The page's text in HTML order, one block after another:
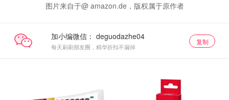
图片来自于@ amazon.de，版权属于原作者
加小编微信：
每天刷刷朋友圈，精华折扣不漏掉
复制